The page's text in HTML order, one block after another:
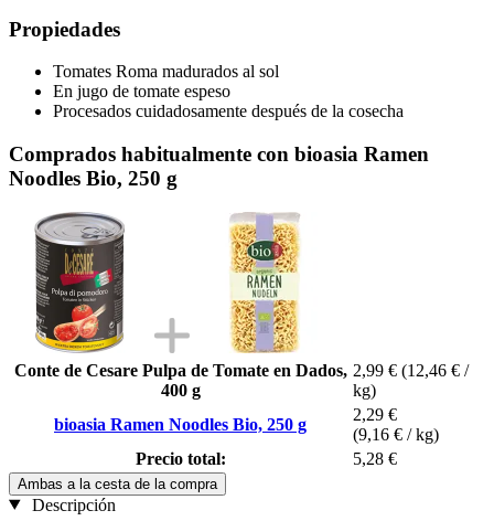
Propiedades
Tomates Roma madurados al sol
En jugo de tomate espeso
Procesados cuidadosamente después de la cosecha
Comprados habitualmente con bioasia Ramen
Noodles Bio, 250 g
Conte de Cesare Pulpa de Tomate en Dados,
400 g
2,99 € (12,46 € /
kg)
bioasia Ramen Noodles Bio, 250 g
2,29 €
(9,16 € / kg)
Precio total:
5,28 €
Ambas a la cesta de la compra
Descripción